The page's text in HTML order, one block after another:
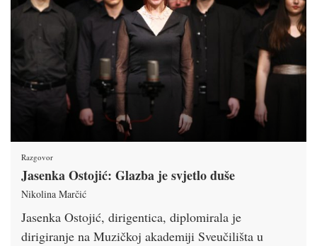
Razgovor
Jasenka Ostojić: Glazba je svjetlo duše
Nikolina Marčić
Jasenka Ostojić, dirigentica, diplomirala je
dirigiranje na Muzičkoj akademiji Sveučilišta u